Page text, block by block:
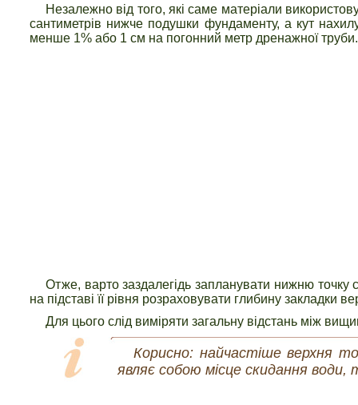
Незалежно від того, які саме матеріали
сантиметрів нижче подушки фундаменту, а кут
менше 1% або 1 см на погонний метр дренажної труби.
Отже, варто заздалегідь запланувати нижню точку
на підставі її рівня розраховувати глибину закладки
Для цього слід виміряти загальну відстань між
Корисно: найчастіше верхня
являє собою місце скидання